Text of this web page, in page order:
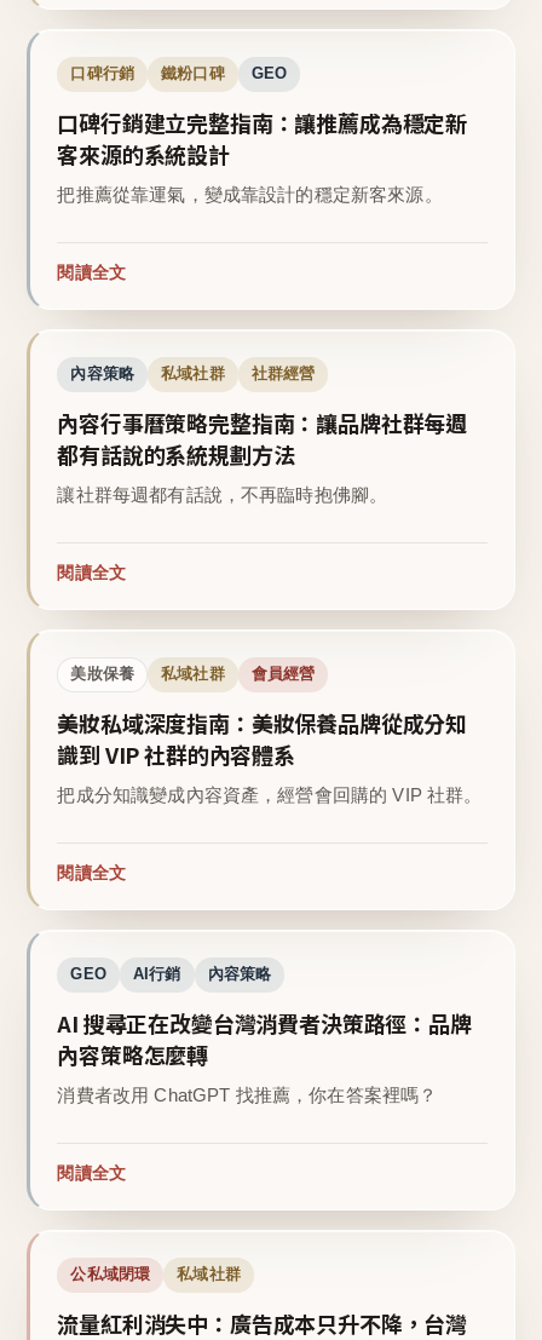
口碑行銷 鐵粉口碑 GEO
口碑行銷建立完整指南：讓推薦成為穩定新
客來源的系統設計
把推薦從靠運氣，變成靠設計的穩定新客來源。
閱讀全文
內容策略 私域社群 社群經營
內容行事曆策略完整指南：讓品牌社群每週
都有話說的系統規劃方法
讓社群每週都有話說，不再臨時抱佛腳。
閱讀全文
美妝保養 私域社群 會員經營
美妝私域深度指南：美妝保養品牌從成分知
識到 VIP 社群的內容體系
把成分知識變成內容資產，經營會回購的 VIP 社群。
閱讀全文
GEO AI行銷 內容策略
AI 搜尋正在改變台灣消費者決策路徑：品牌
內容策略怎麼轉
消費者改用 ChatGPT 找推薦，你在答案裡嗎？
閱讀全文
公私域閉環 私域社群
流量紅利消失中：廣告成本只升不降，台灣